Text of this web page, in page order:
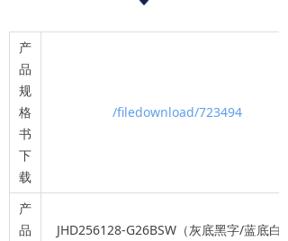
产
品
规
格
书
下
载
/filedownload/723494
产
品
JHD256128-G26BSW（灰底黑字/蓝底白